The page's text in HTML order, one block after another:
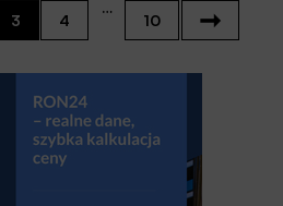
3 4
…
10